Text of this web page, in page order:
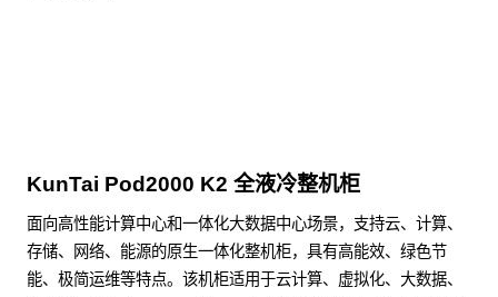
KunTai Pod2000 K2 全液冷整机柜
面向高性能计算中心和一体化大数据中心场景，支持云、计算、
存储、网络、能源的原生一体化整机柜，具有高能效、绿色节
能、极简运维等特点。该机柜适用于云计算、虚拟化、大数据、